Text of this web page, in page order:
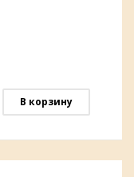
В корзину